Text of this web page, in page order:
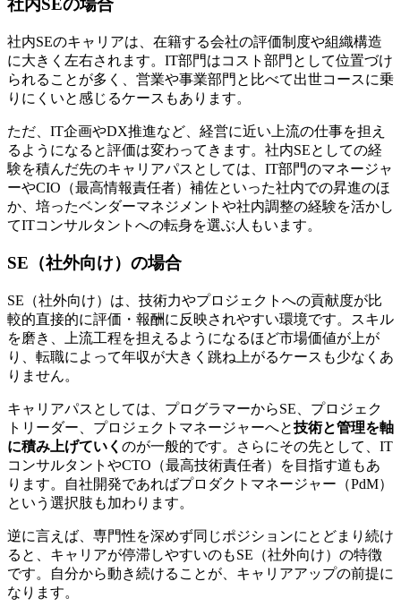
社内SEの場合
社内SEのキャリアは、在籍する会社の評価制度や組織構造
に大きく左右されます。IT部門はコスト部門として位置づけ
られることが多く、営業や事業部門と比べて出世コースに乗
りにくいと感じるケースもあります。
ただ、IT企画やDX推進など、経営に近い上流の仕事を担え
るようになると評価は変わってきます。社内SEとしての経
験を積んだ先のキャリアパスとしては、IT部門のマネージャ
ーやCIO（最高情報責任者）補佐といった社内での昇進のほ
か、培ったベンダーマネジメントや社内調整の経験を活かし
てITコンサルタントへの転身を選ぶ 人もいます。
SE（社外向け）の場合
SE（社外向け）は、技術力やプロジェクトへの貢献度が比
較的直接的に評価・報酬に反映されやすい環境です。スキル
を磨き、上流工程を担えるようになるほど市場価値が上が
り、転職によって年収が大きく跳ね上がるケースも少なくあ
りません。
キャリアパスとしては、プログラマーからSE、プロジェク
トリーダー、プロジェクトマネージャーへと技術と管理を軸
に積み上げていく のが一般的です。さらにその先として、IT
コンサルタントやCTO（最高技術責任者）を目指す道もあ
ります。自社開発であればプロダクトマネージャー（PdM）
という選択肢も加わります。
逆に言えば、 専門性を深めず同じポジションにとどまり続け
ると、キャリアが停滞しやすいのもSE（社外向け）の特徴
です。自分から動き続けることが、キャリアアップの前提に
なります。